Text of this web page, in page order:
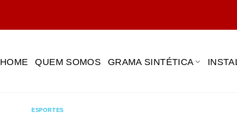
HOME QUEM SOMOS GRAMA SINTÉTICA
ESPORTES